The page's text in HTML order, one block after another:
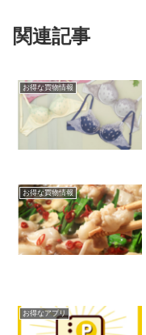
関連記事
お得な買物情報
お得な買物情報
お得なアプリ